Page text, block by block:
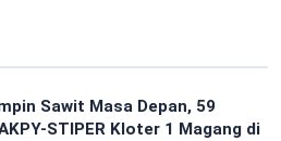
Sawit Masa Depan, 59
STIPER Kloter 1 Magang di